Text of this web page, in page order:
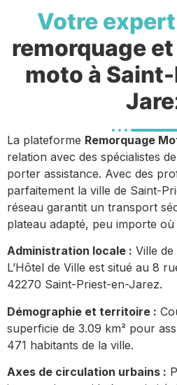
Votre
remorquage
moto à
La plateforme Remorquage
relation avec des spécialistes
porter assistance. Avec des
parfaitement la ville de Saint-
réseau garantit un transport
plateau adapté, peu importe
Administration locale : Ville
L’Hôtel de Ville est situé au 8
42270 Saint-Priest-en-Jarez.
Démographie et territoire :
superficie de 3.09 km² pour
471 habitants de la ville.
Axes de circulation urbains :